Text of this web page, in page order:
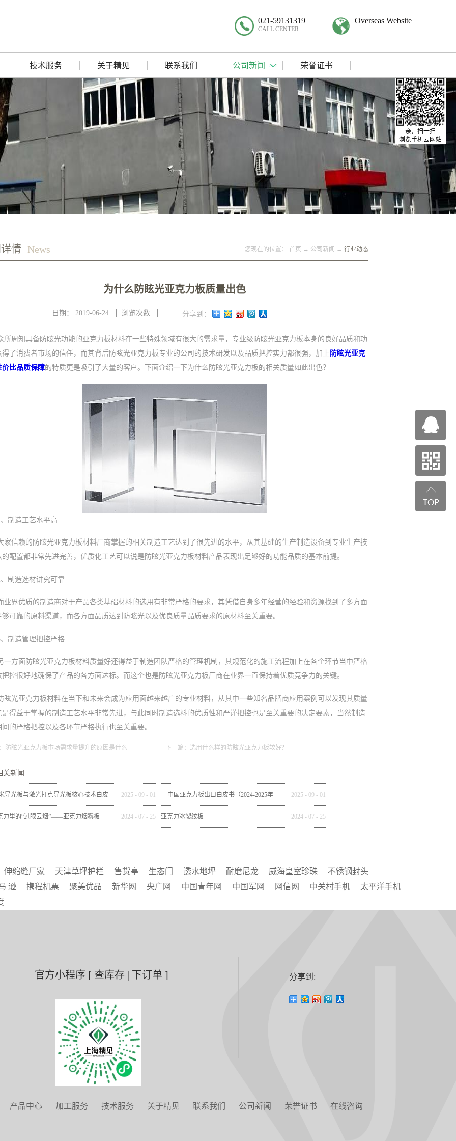
021-59131319
CALL CENTER
Overseas Website
技术服务 关于精见 联系我们 公司新闻 荣誉证书
News
情 您现在的位置： 首页 → 公司新闻 → 行业动态
为什么防眩光亚克力板质量出色
日期： 2019-06-24 浏览次数:
所周知具备防眩光功能的亚克力板材料在一些特殊领域有很大的需求量，专业级防眩光亚克力板本身的良好品质和功
得了消费者市场的信任，而其背后防眩光亚克力板专业的公司的技术研发以及品质把控实力都很强，加上 防眩光亚克
价比品质保障的特质更是吸引了大量的客户。下面介绍一下为什么防眩光亚克力板的相关质量如此出色？
、制造工艺水平高
家信赖的防眩光亚克力板材料厂商掌握的相关制造工艺达到了很先进的水平，从其基础的生产制造设备到专业生产技
的配置都非常先进完善，优质化工艺可以说是防眩光亚克力板材料产品表现出足够好的功能品质的基本前提。
、制造选材讲究可靠
业界优质的制造商对于产品各类基础材料的选用有非常严格的要求，其凭借自身多年经营的经验和资源找到了多方面
够可靠的原料渠道，而各方面品质达到防眩光以及优良质量品质要求的原材料至关重要。
制造管理把控严格
一方面防眩光亚克力板材料质量好还得益于制造团队严格的管理机制，其规范化的施工流程加上在各个环节当中严格
把控很好地确保了产品的各方面达标。而这个也是防眩光亚克力板厂商在业界一直保持着优质竞争力的关键。
眩光亚克力板材料在当下和未来会成为应用面越来越广的专业材料，从其中一些知名品牌商应用案例可以发现其质量
是得益于掌握的制造工艺水平非常先进，与此同时制造选料的优质性和严谨把控也是至关重要的决定要素，当然制造
间的严格把控以及各环节严格执行也至关重要。
防眩光亚克力板市场需求量提升的原因是什么 下一篇： 选用什么样的防眩光亚克力板较好？
关新闻
导光板与激光打点导光板核心技术白皮
书
2025 - 09 - 01 中国亚克力板出口白皮书（2024-2025年
度）：韧性增长与全球市场重构
2025 - 09 - 01
力里的“过眼云烟”——亚克力烟雾板 2024 - 07 - 25 亚克力冰裂纹板 2024 - 07 - 25
分享到：
伸缩缝厂家 天津草坪护栏 售货亭 生态门 透水地坪 耐磨尼龙 威海皇室珍珠
不锈钢封头
逊 携程机票 聚美优品 新华网 央广网 中国青年网 中国军网 网信网 中关村手机
太平洋手机
官方小程序 [ 查库存 | 下订单 ] 分享到:
产品中心 加工服务 技术服务 关于精见 联系我们 公司新闻 荣誉证书 在线咨询
亲，扫一扫
浏览手机云网站